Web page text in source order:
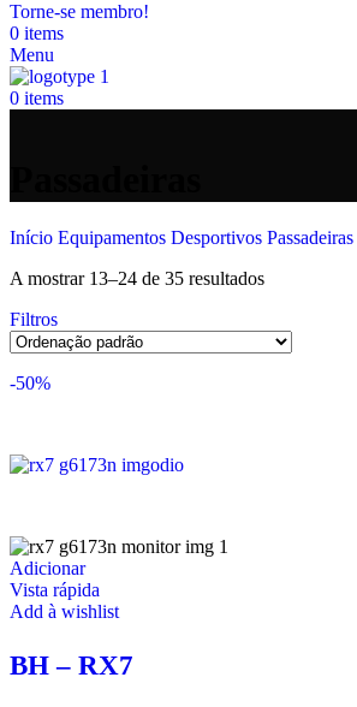
Torne-se membro!
0 items
Menu
0 items
Início Equipamentos Desportivos Passadeiras
A mostrar 13–24 de 35 resultados
Filtros
-50%
Adicionar
Vista rápida
Add à wishlist
BH – RX7